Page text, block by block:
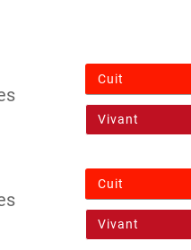
Cuit
Vivant
Cuit
Vivant